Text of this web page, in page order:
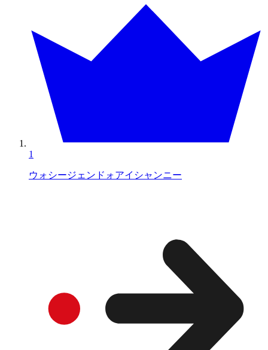
1
ウォシージェンドォアイシャンニー